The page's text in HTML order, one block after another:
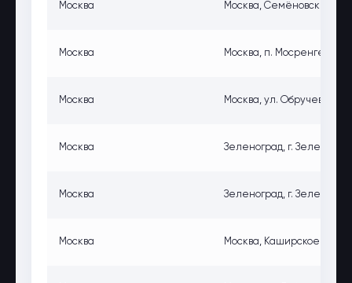
Москва Москва, Семёновский
Москва Москва, п. Мосренген,
Москва Москва, ул. Обручева, 23
Москва Зеленоград, г.
Москва Зеленоград, г.
Москва Москва, Каширское ш., 78,